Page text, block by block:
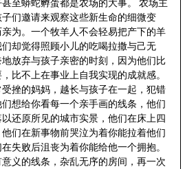
至蟒蛇孵蛋都是农场的大事。 农场主
们邀请来观察这些新生命的细微变
为。一个牧羊人不会轻易把产下的羊
却觉得照顾小儿的吃喝拉撒与己无
放弃与孩子亲密的时刻，因为他们比
比不上在事业上自我实现的成就感。
挫的妈妈，越长与孩子在一起，犯错
想给你看每一个亲手画的线条，他们
还原所见的城市实景，他们在床上四
们在新事物前哭泣为着你能拉着他们
失败后沮丧为着你能给他一个拥抱。
义的线条，杂乱无序的房间，再一次